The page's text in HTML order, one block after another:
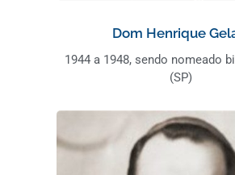
Dom Henrique
1944 a 1948, sendo nomeado
(SP)